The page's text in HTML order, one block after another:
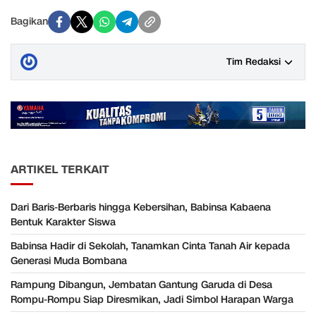
Bagikan
Tim Redaksi
ARTIKEL TERKAIT
Dari Baris-Berbaris hingga Kebersihan, Babinsa Kabaena
Bentuk Karakter Siswa
Babinsa Hadir di Sekolah, Tanamkan Cinta Tanah Air kepada
Generasi Muda Bombana
Rampung Dibangun, Jembatan Gantung Garuda di Desa
Rompu-Rompu Siap Diresmikan, Jadi Simbol Harapan Warga